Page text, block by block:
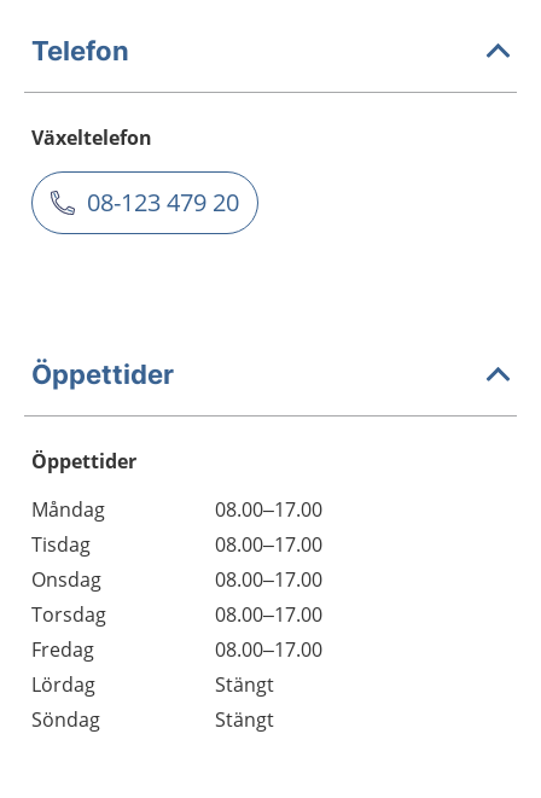
Telefon
Växeltelefon
08-123 479 20
Öppettider
Öppettider
Dag
Öppettider
Kommentarer
Måndag
08.00–17.00
Tisdag
08.00–17.00
Onsdag
08.00–17.00
Torsdag
08.00–17.00
Fredag
08.00–17.00
Lördag
Stängt
Söndag
Stängt